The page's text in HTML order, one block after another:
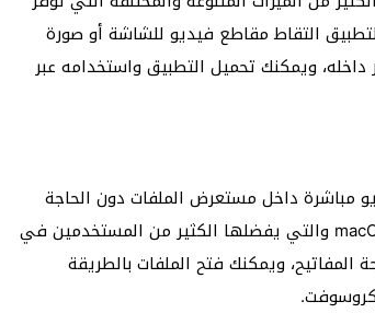
التقاط مقاطع فيديو للشاشة أو صورة
ويمكنك تحميل التطبيق واستخدامه عبر
مباشرة داخل مستعرض الملفات دون الحاجة
لفتحها، وتعتبر هذه الخاصية إحدى أهم الخواص الموجودة لنظام macOS والتي يفضلها الكثير من المستخدمين في
ويمكنك فتح الملفات بالطريقة